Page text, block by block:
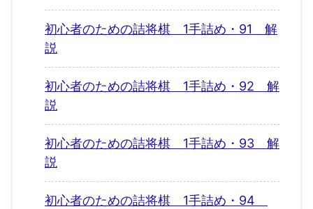
初心者のための詰将棋 1手詰め・91 解
説
初心者のための詰将棋 1手詰め・92 解
説
初心者のための詰将棋 1手詰め・93 解
説
初心者のための詰将棋 1手詰め・94